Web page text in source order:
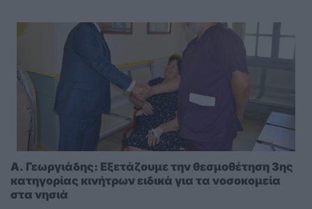
A. Γεωργιάδης: Eξετάζουμε την θεσμοθέτηση 3ης
κατηγορίας κινήτρων ειδικά για τα νοσοκομεία
στα νησιά